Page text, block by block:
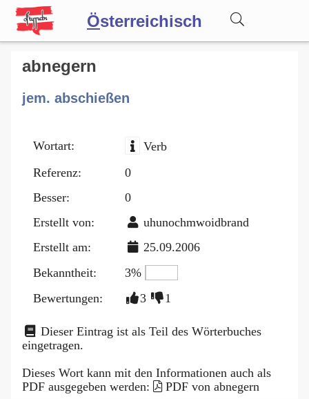
Österreichisch
Wörterbuch
Forum
Blog
abnegern
jem. abschießen
Wortart:
Verb
Referenz:
0
Besser:
0
Erstellt von:
uhunochmwoidbrand
Erstellt am:
25.09.2006
Bekanntheit:
3%
Bewertungen:
3 1
Dieser Eintrag ist als Teil des Wörterbuches
eingetragen.
Dieses Wort kann mit den Informationen auch als
PDF ausgegeben werden:
PDF von abnegern